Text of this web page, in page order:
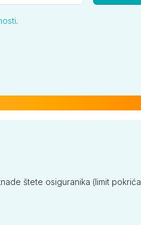
.
štete osiguranika (limit pokrića